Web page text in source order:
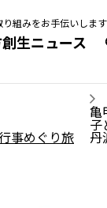
組みをお手伝いします
生ニュース
事めぐり旅
亀
子
丹